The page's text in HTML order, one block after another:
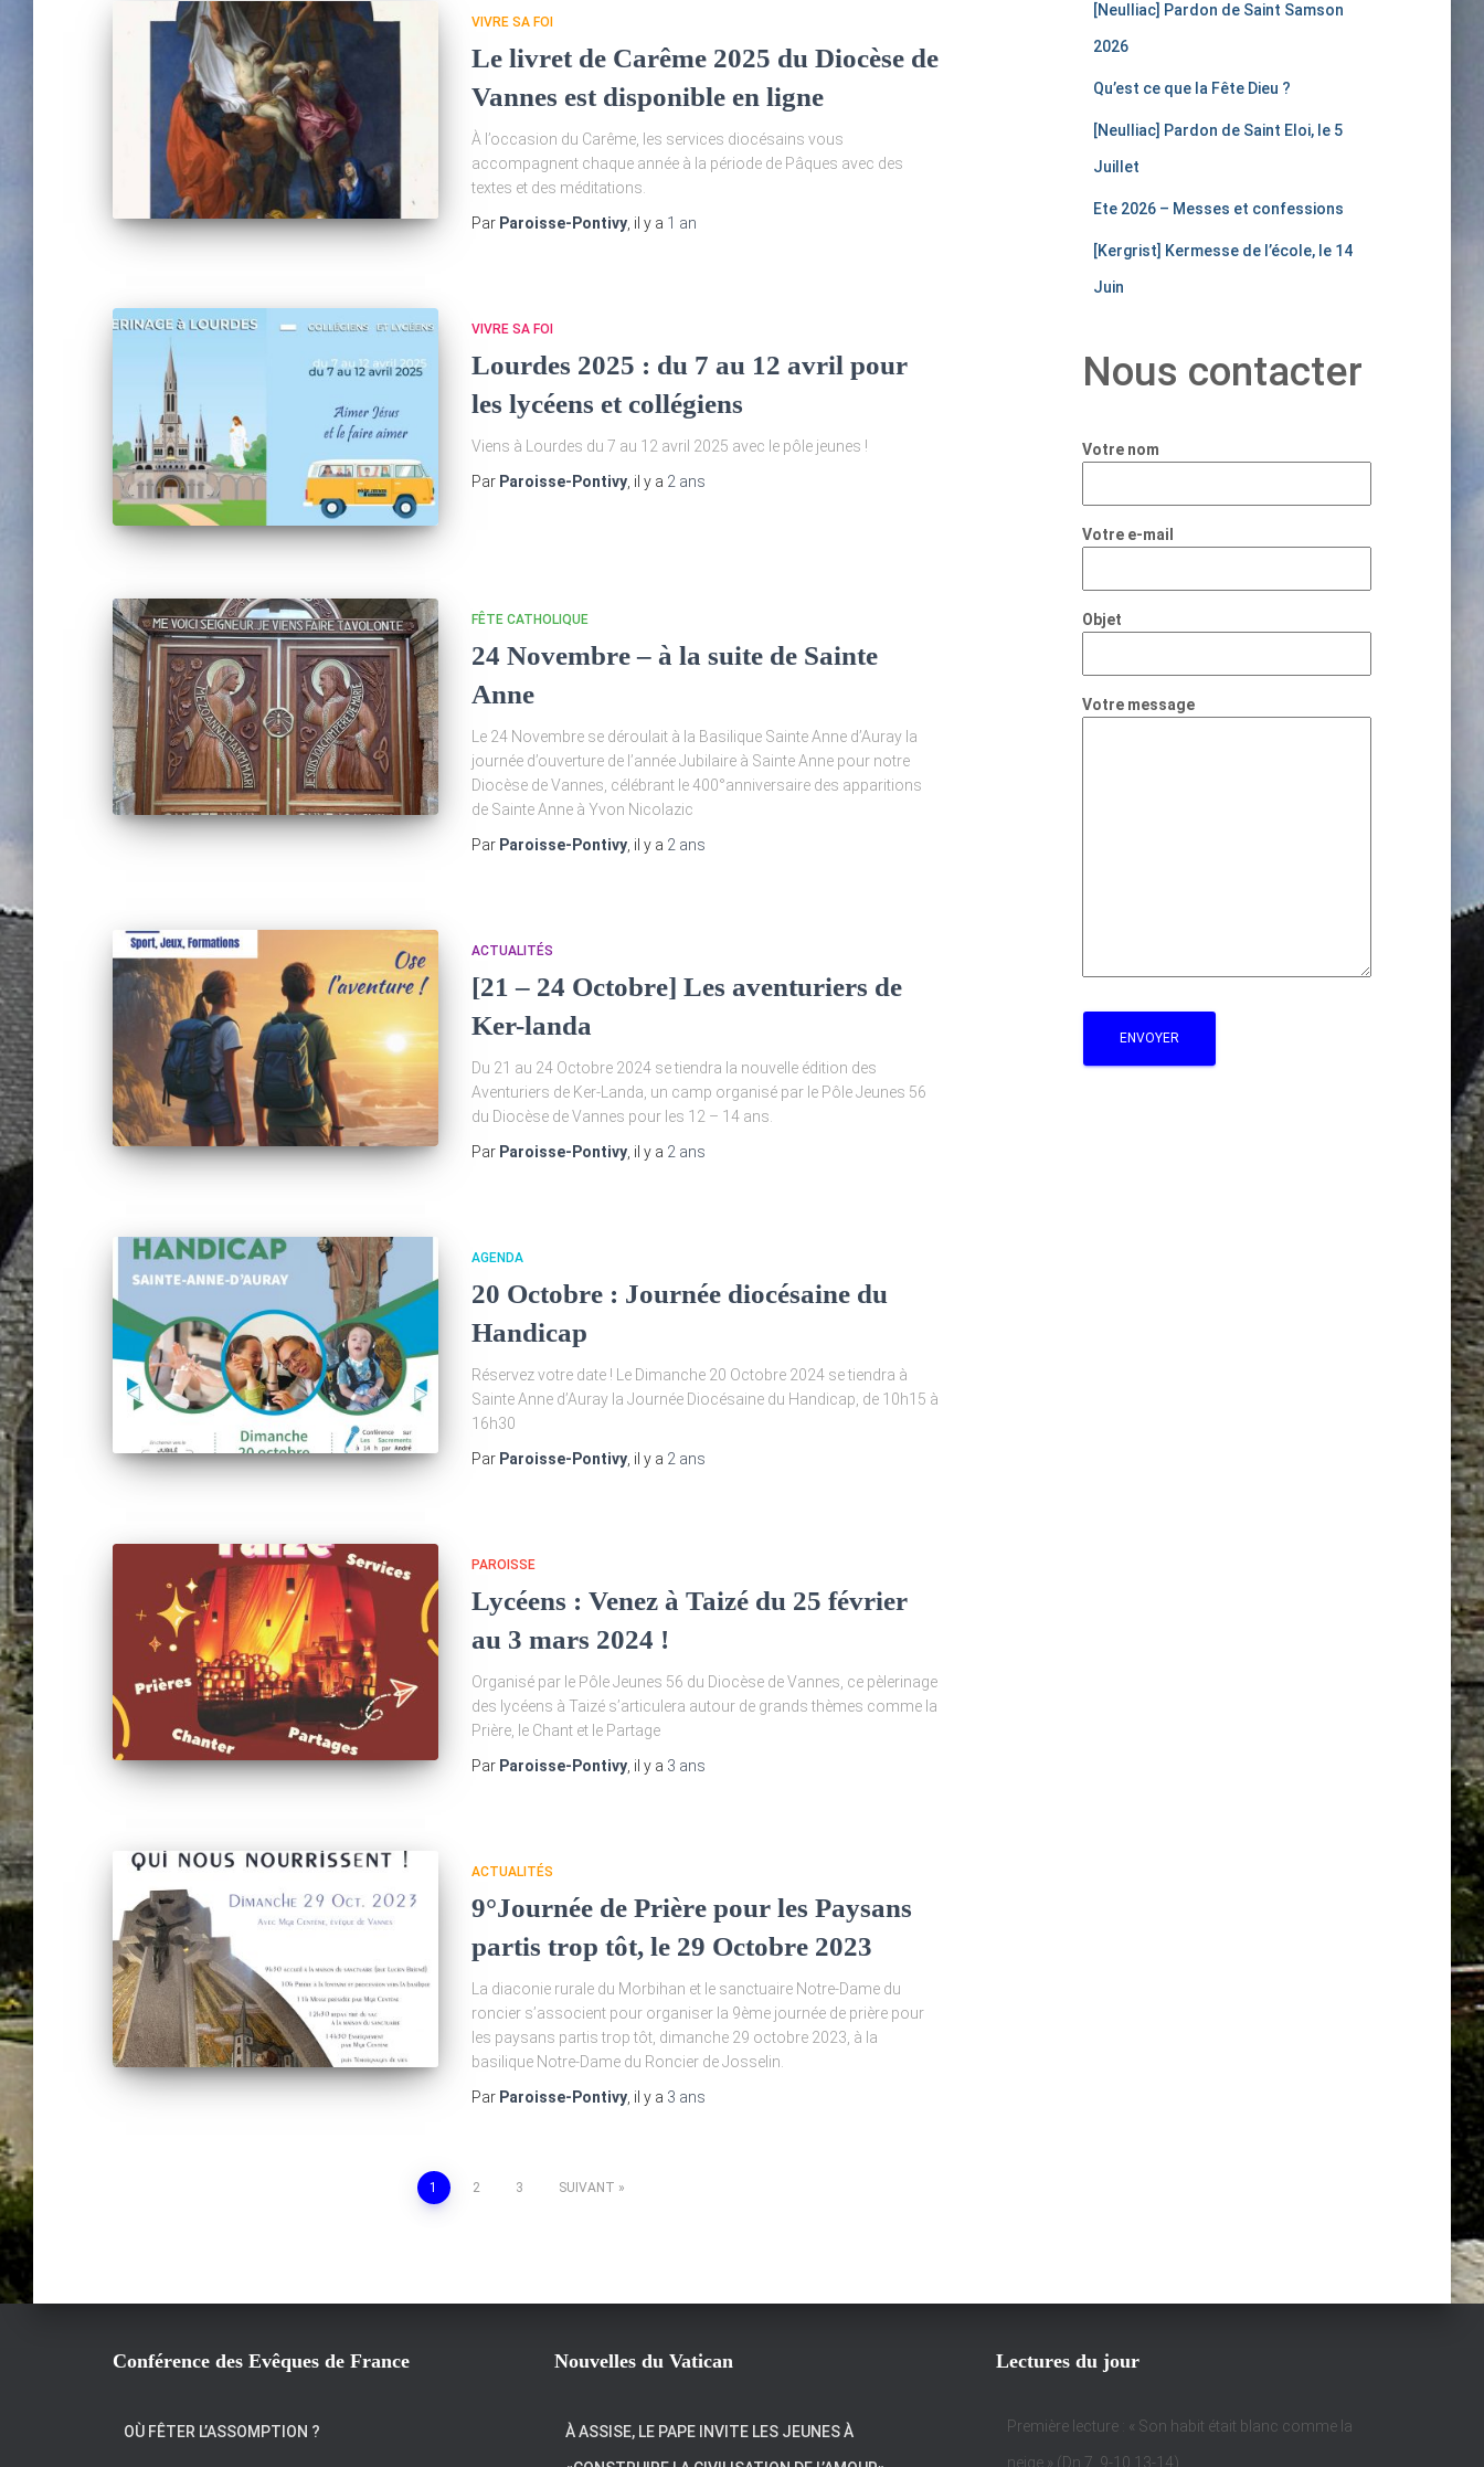
VIVRE SA FOI
Le livret de Carême 2025 du Diocèse de
Vannes est disponible en ligne
À l’occasion du Carême, les services diocésains vous
accompagnent chaque année à la période de Pâques avec des
textes et des méditations.
Par Paroisse-Pontivy , il y a 1 an
VIVRE SA FOI
Lourdes 2025 : du 7 au 12 avril pour
les lycéens et collégiens
Viens à Lourdes du 7 au 12 avril 2025 avec le pôle jeunes !
Par Paroisse-Pontivy , il y a 2 ans
FÊTE CATHOLIQUE
24 Novembre – à la suite de Sainte
Anne
Le 24 Novembre se déroulait à la Basilique Sainte Anne d’Auray la
journée d’ouverture de l’année Jubilaire à Sainte Anne pour notre
Diocèse de Vannes, célébrant le 400°anniversaire des apparitions
de Sainte Anne à Yvon Nicolazic
Par Paroisse-Pontivy , il y a 2 ans
ACTUALITÉS
[21 – 24 Octobre] Les aventuriers de
Ker-landa
Du 21 au 24 Octobre 2024 se tiendra la nouvelle édition des
Aventuriers de Ker-Landa, un camp organisé par le Pôle Jeunes 56
du Diocèse de Vannes pour les 12 – 14 ans.
Par Paroisse-Pontivy , il y a 2 ans
AGENDA
20 Octobre : Journée diocésaine du
Handicap
Réservez votre date ! Le Dimanche 20 Octobre 2024 se tiendra à
Sainte Anne d’Auray la Journée Diocésaine du Handicap, de 10h15 à
16h30
Par Paroisse-Pontivy , il y a 2 ans
PAROISSE
Lycéens : Venez à Taizé du 25 février
au 3 mars 2024 !
Organisé par le Pôle Jeunes 56 du Diocèse de Vannes, ce pèlerinage
des lycéens à Taizé s’articulera autour de grands thèmes comme la
Prière, le Chant et le Partage
Par Paroisse-Pontivy , il y a 3 ans
ACTUALITÉS
9°Journée de Prière pour les Paysans
partis trop tôt, le 29 Octobre 2023
La diaconie rurale du Morbihan et le sanctuaire Notre-Dame du
roncier s’associent pour organiser la 9ème journée de prière pour
les paysans partis trop tôt, dimanche 29 octobre 2023, à la
basilique Notre-Dame du Roncier de Josselin.
Par Paroisse-Pontivy , il y a 3 ans
1 2 3 SUIVANT
[Neulliac] Pardon de Saint Samson
2026
Qu’est ce que la Fête Dieu ?
[Neulliac] Pardon de Saint Eloi, le 5
Juillet
Ete 2026 – Messes et confessions
[Kergrist] Kermesse de l’école, le 14
Juin
Nous contacter
Votre nom
Votre e-mail
Objet
Votre message
Conférence des Evêques de France
OÙ FÊTER L’ASSOMPTION ?
Nouvelles du Vatican
À ASSISE, LE PAPE INVITE LES JEUNES À
Lectures du jour
Première lecture : « Son habit était blanc comme la
neige » (Dn 7, 9-10.13-14)